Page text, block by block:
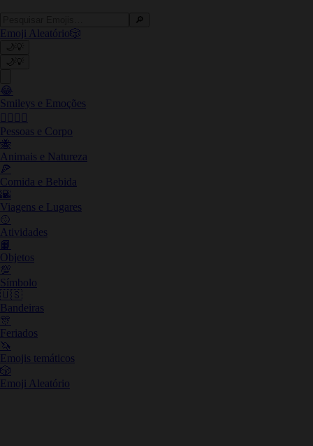
🔎
Emoji Aleatório🎲
🌙 💡
🌙 💡
😂
Smileys e Emoções
👩‍❤️‍💋‍👨
Pessoas e Corpo
🐝
Animais e Natureza
🍕
Comida e Bebida
🌇
Viagens e Lugares
🥎
Atividades
📙
Objetos
💯
Símbolo
🇺🇸
Bandeiras
🎊
Feriados
🦄
Emojis temáticos
🎲
Emoji Aleatório